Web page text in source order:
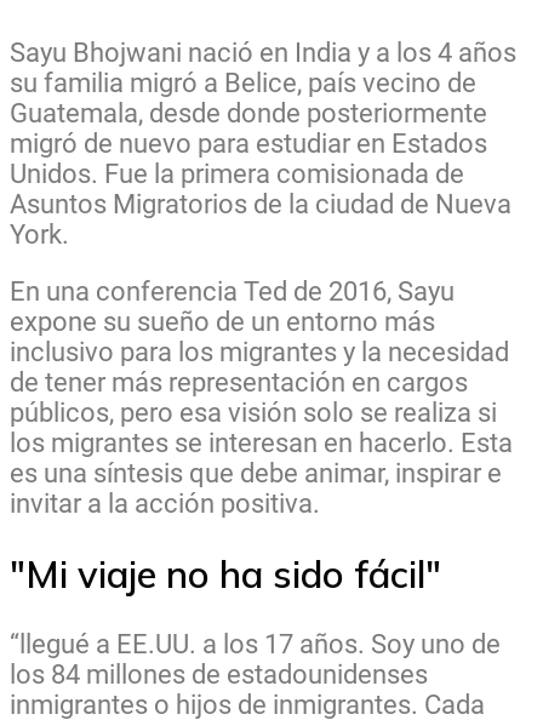
Sayu Bhojwani nació en India y a los 4 años
su familia migró a Belice, país vecino de
Guatemala, desde donde posteriormente
migró de nuevo para estudiar en Estados
Unidos. Fue la primera comisionada de
Asuntos Migratorios de la ciudad de Nueva
York.
En una conferencia Ted de 2016, Sayu
expone su sueño de un entorno más
inclusivo para los migrantes y la necesidad
de tener más representación en cargos
públicos, pero esa visión solo se realiza si
los migrantes se interesan en hacerlo. Esta
es una síntesis que debe animar, inspirar e
invitar a la acción positiva.
"Mi viaje no ha sido fácil"
“llegué a EE.UU. a los 17 años. Soy uno de
los 84 millones de estadounidenses
inmigrantes o hijos de inmigrantes. Cada